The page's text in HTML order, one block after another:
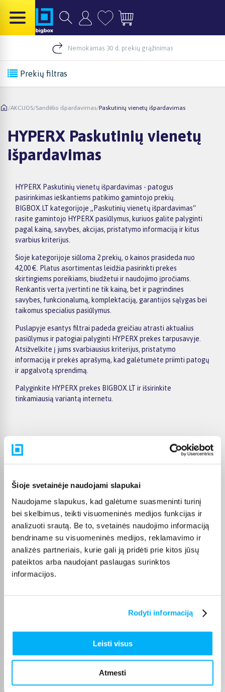
Šioje svetainėje naudojami slapukai
Naudojame slapukus, kad galėtume suasmeninti turinį
bei skelbimus, teikti visuomeninės medijos funkcijas ir
analizuoti srautą. Be to, svetainės naudojimo informaciją
bendriname su visuomeninės medijos, reklamavimo ir
analizės partneriais, kurie gali ją pridėti prie kitos jūsų
pateiktos arba naudojant paslaugas surinktos
informacijos.
Rodyti informaciją
Leisti visus
Atmesti
Nemokamas 30 d. prekių grąžinimas
Prekių filtras
/AKCIJOS/Sandėlio išpardavimas/Paskutinių vienetų išpardavimas
HYPERX Paskutinių vienetų
išpardavimas
HYPERX Paskutinių vienetų išpardavimas - patogus
pasirinkimas ieškantiems patikimo gamintojo prekių.
BIGBOX.LT kategorijoje „Paskutinių vienetų išpardavimas“
rasite gamintojo HYPERX pasiūlymus, kuriuos galite palyginti
pagal kainą, savybes, akcijas, pristatymo informaciją ir kitus
svarbius kriterijus.
Šioje kategorijoje siūloma 2 prekių, o kainos prasideda nuo
42,00 €. Platus asortimentas leidžia pasirinkti prekes
skirtingiems poreikiams, biudžetui ir naudojimo įpročiams.
Renkantis verta įvertinti ne tik kainą, bet ir pagrindines
savybes, funkcionalumą, komplektaciją, garantijos sąlygas bei
taikomus specialius pasiūlymus.
Puslapyje esantys filtrai padeda greičiau atrasti aktualius
pasiūlymus ir patogiai palyginti HYPERX prekes tarpusavyje.
Atsižvelkite į jums svarbiausius kriterijus, pristatymo
informaciją ir prekės aprašymą, kad galėtumėte priimti patogų
ir apgalvotą sprendimą.
Palyginkite HYPERX prekes BIGBOX.LT ir išsirinkite
tinkamiausią variantą internetu.
Pirkėjų atsiliepimai apie prekes
Olev S.
Kokybiškas. Pristatymas greitas. Rekomenduoju+++
Patvirtintas pirkėjas
Puiki komunikacija. Pristatymas vėlavo 1 darbo dieną, nes nebuvo
prekės. Bet pri ...
labai patenkinta ačiū.
Edvardas B.
🙂